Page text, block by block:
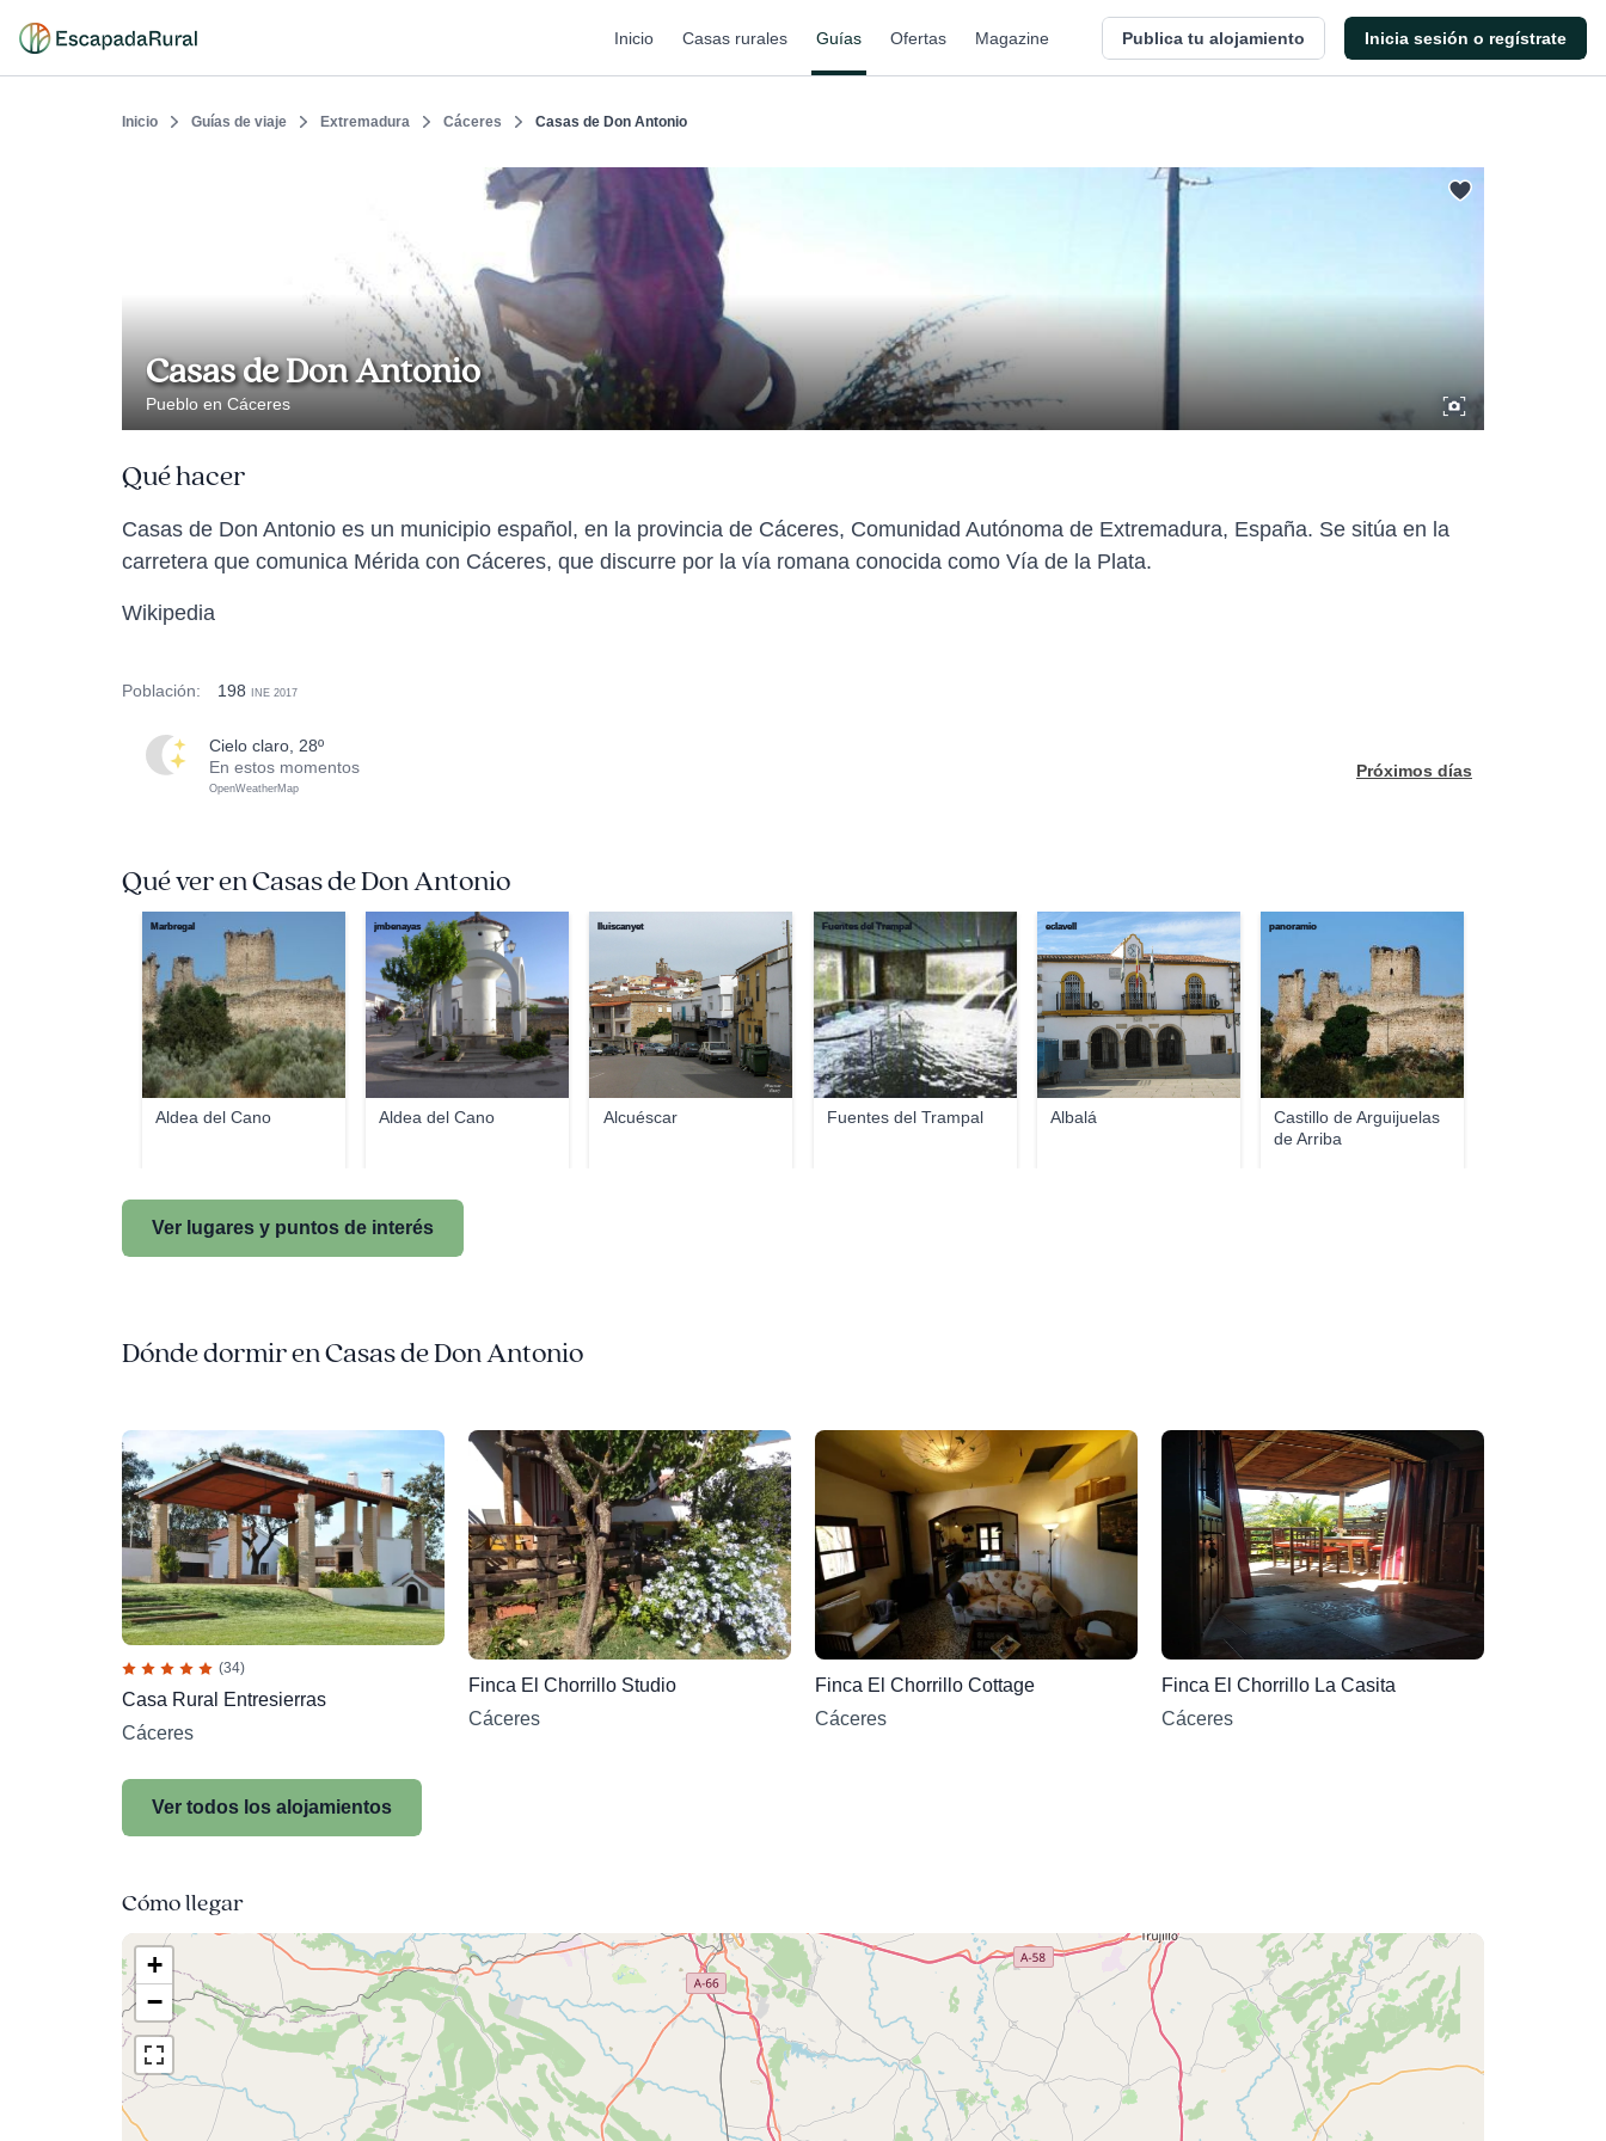
Inicio Casas rurales Guías Ofertas Magazine Publica tu alojamiento Inicia sesión o regístrate
Inicio Guías de viaje Extremadura Cáceres Casas de Don Antonio
Casas de Don Antonio
Pueblo en Cáceres
Qué hacer
Casas de Don Antonio es un municipio español, en la provincia de Cáceres, Comunidad Autónoma de Extremadura, España. Se sitúa en la
carretera que comunica Mérida con Cáceres, que discurre por la vía romana conocida como Vía de la Plata.
Wikipedia
Población: 198 INE 2017
cielo claro, 28º
En estos momentos
OpenWeatherMap
Próximos días
Qué ver en Casas de Don Antonio
Aldea del Cano
Marbregal
Aldea del Cano
jmbenayas
Alcuéscar
lluiscanyet
Fuentes del Trampal
Fuentes del Trampal
Albalá
eclavell
Castillo de Arguijuelas
de Arriba
panoramio
Ver lugares y puntos de interés
Dónde dormir en Casas de Don Antonio
(34)
Casa Rural Entresierras
Cáceres
Finca El Chorrillo Studio
Cáceres
Finca El Chorrillo Cottage
Cáceres
Finca El Chorrillo La Casita
Cáceres
Ver todos los alojamientos
Cómo llegar
+
−